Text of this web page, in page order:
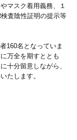
マスク着用義務、１
査陰性証明の提示等
160名となっていま
万全を期すととも
十分留意しながら、
たします。